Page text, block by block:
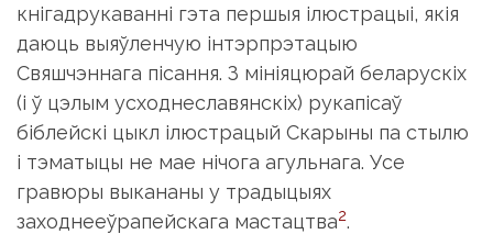
кнігадрукаванні гэта першыя ілюстрацыі, якія
даюць выяўленчую інтэрпрэтацыю
Свяшчэннага пісання. З мініяцюрай беларускіх
(і ў цэлым усходнеславянскіх) рукапісаў
біблейскі цыкл ілюстрацый Скарыны па стылю
і тэматыцы не мае нічога агульнага. Усе
гравюры выкананы у традыцыях
заходнееўрапейскага мастацтва2.